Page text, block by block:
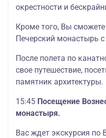
окрестности и
Кроме того, Вы
Печерский монастырь
После полета по
свое путешествие,
памятник архитектуры.
15:45 Посещение
монастыря.
Вас ждет экскурсия по